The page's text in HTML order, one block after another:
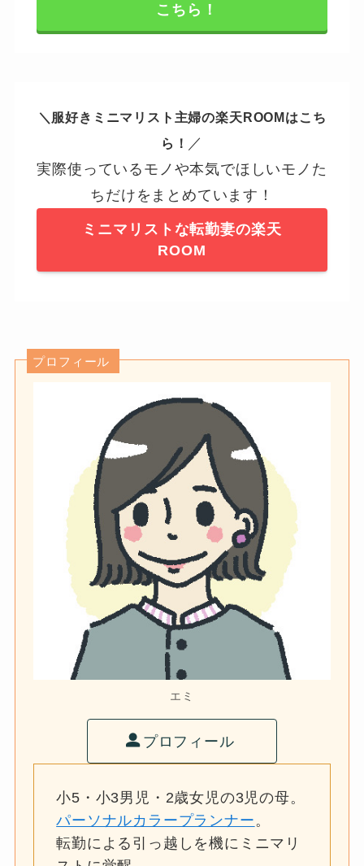
こちら！
＼服好きミニマリスト主婦の楽天ROOMはこち
ら！ ／
実際使っているモノや本気でほしいモノた
ちだけをまとめています！
ミニマリストな転勤妻の楽天
ROOM
プロフィール
エミ
プロフィール
小5・小3男児・2歳女児の3児の母。
パーソナルカラープランナー 。
転勤による引っ越しを機にミニマリ